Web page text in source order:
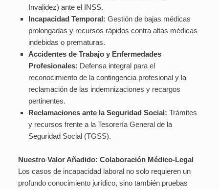
Invalidez) ante el INSS.
Incapacidad Temporal: Gestión de bajas médicas
prolongadas y recursos rápidos contra altas médicas
indebidas o prematuras.
Accidentes de Trabajo y Enfermedades
Profesionales: Defensa integral para el
reconocimiento de la contingencia profesional y la
reclamación de las indemnizaciones y recargos
pertinentes.
Reclamaciones ante la Seguridad Social: Trámites
y recursos frente a la Tesorería General de la
Seguridad Social (TGSS).
Nuestro Valor Añadido: Colaboración Médico-Legal
Los casos de incapacidad laboral no solo requieren un
profundo conocimiento jurídico, sino también pruebas